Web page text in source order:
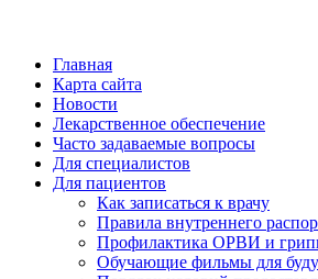
Главная
Карта сайта
Новости
Лекарственное обеспечение
Часто задаваемые вопросы
Для специалистов
Для пациентов
Как записаться к врачу
Правила внутреннего
Профилактика ОРВИ и
Обучающие фильмы для